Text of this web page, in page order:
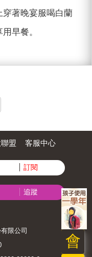
著晚宴服喝白蘭
早餐。
會
盟 客服中心
訂閱
追蹤
限公司